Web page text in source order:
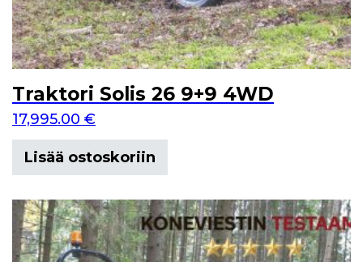
Traktori Solis 26 9+9 4WD
17,995.00 €
Lisää ostoskoriin